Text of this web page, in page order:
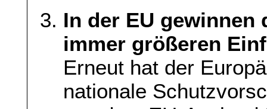
In der EU
immer größeren
Erneut hat der
nationale